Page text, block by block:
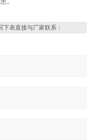
表直接与厂家联系：